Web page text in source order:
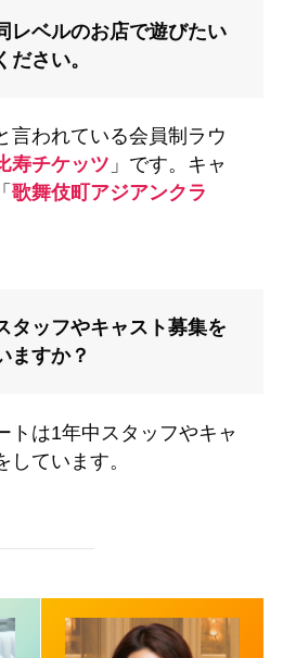
レベルのお店で遊びたい
ださい。
言われている会員制ラウ
寿チケッツ 」です。キャ
歌舞伎町アジアンクラ
タッフやキャスト募集を
ますか？
トは1年中スタッフやキャ
しています。